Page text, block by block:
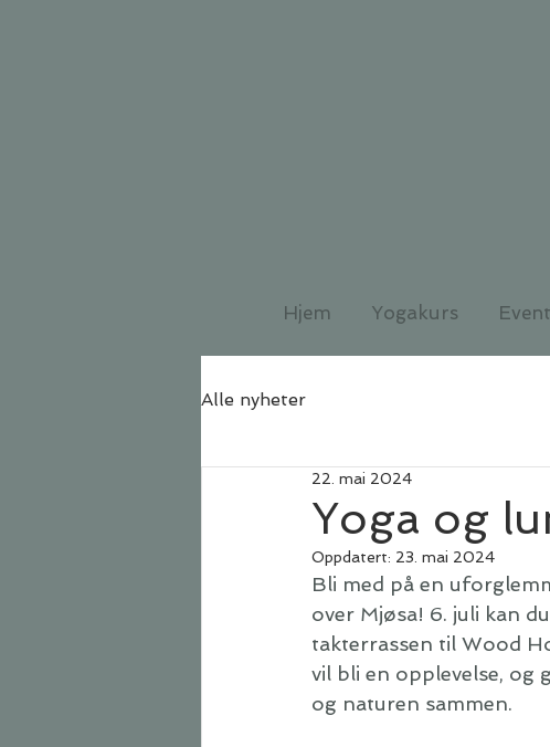
Hjem Yogakurs Event
Alle nyheter
Yoga og
22. mai 2024
Oppdatert: 23. mai 2024
Bli med ​​på en
over Mjøsa! 6. juli kan
takterrassen til Wood
vil bli en opplevelse, og
og naturen sammen.